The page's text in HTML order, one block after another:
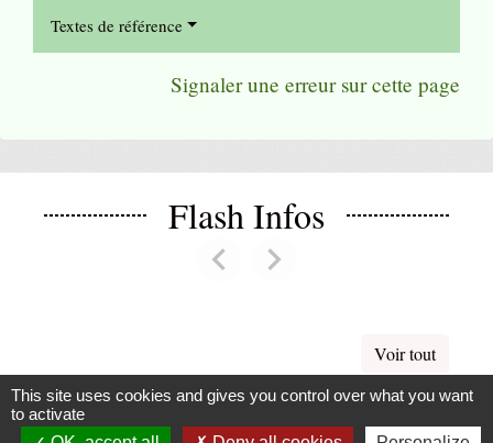
Textes de référence
Signaler une erreur sur cette page
Flash Infos
chevron_leftPrevious
chevron_rightNext
Voir tout
La Mairie
This site uses cookies and gives you control over what you want
to activate